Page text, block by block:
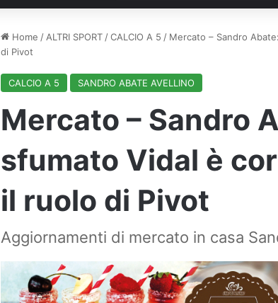
Home / ALTRI SPORT /CALCIO A 5 / Mercato – Sandro
di Pivot
CALCIO A 5 SANDRO ABATE AVELLINO
Mercato – Sandro
sfumato Vidal è
il ruolo di Pivot
Aggiornamenti di mercato in casa